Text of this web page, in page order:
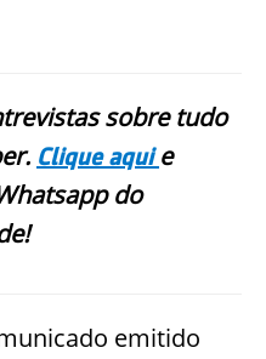
sobre tudo
Clique aquie
do
emitido